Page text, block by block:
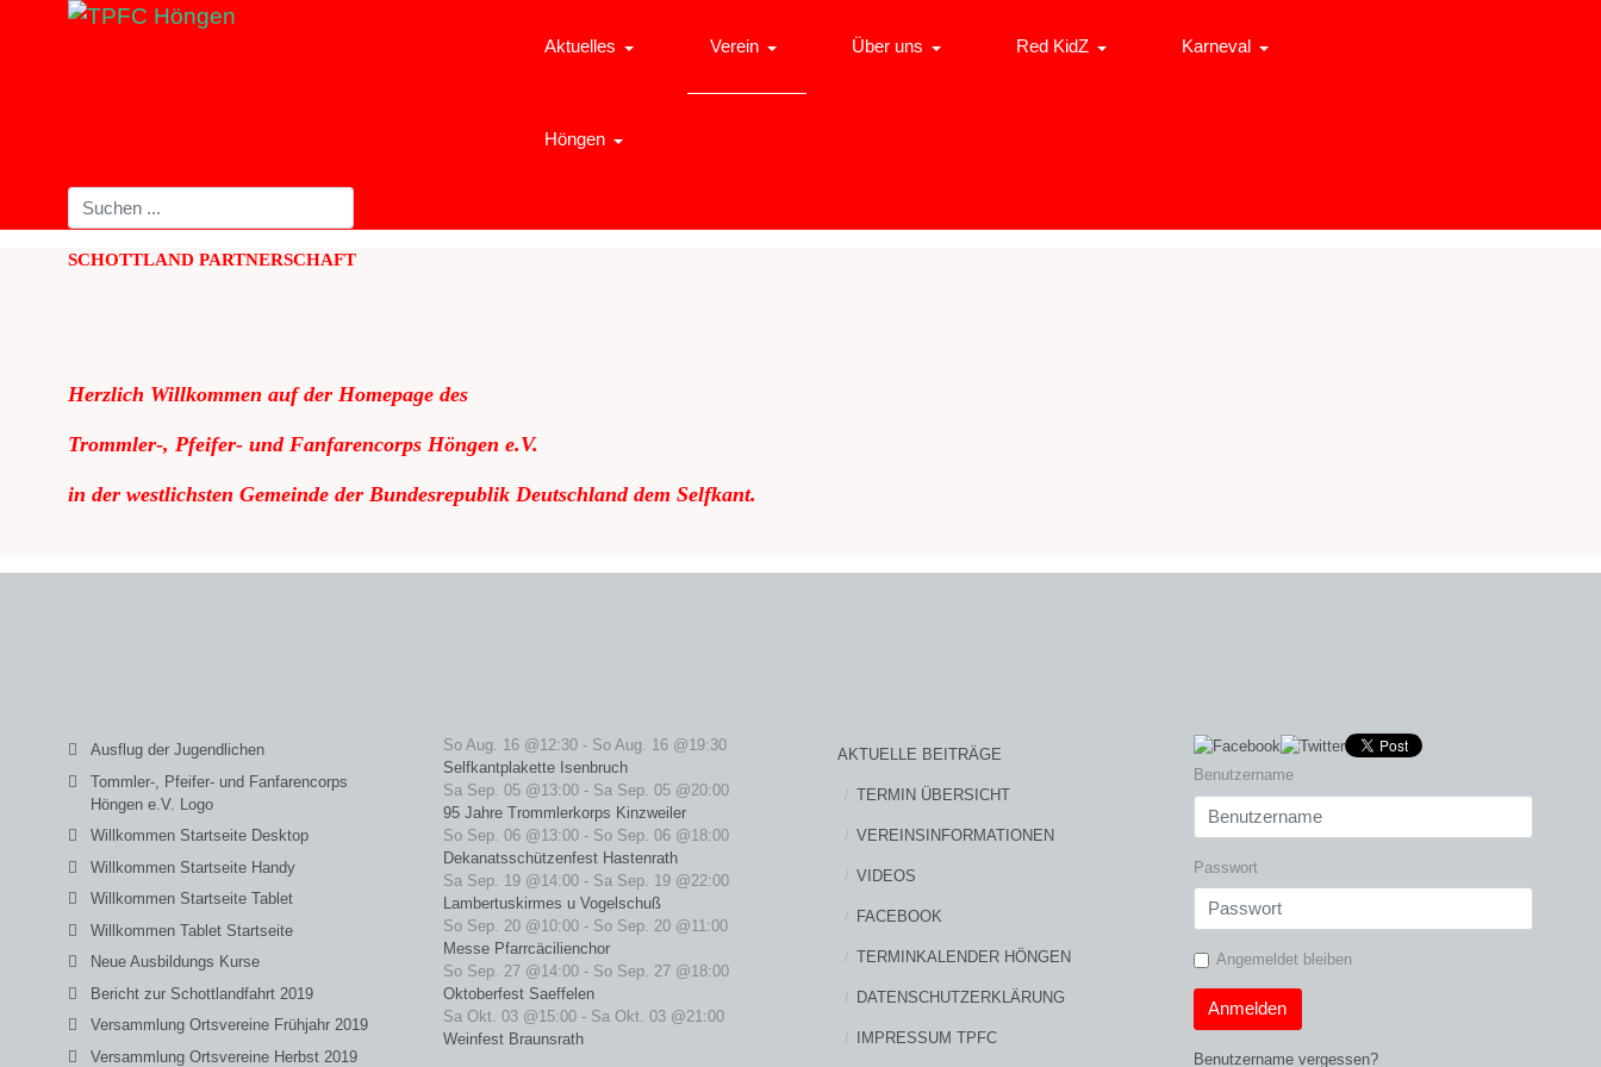
Aktuelles Verein Über uns Red KidZ Karneval
Höngen
SCHOTTLAND PARTNERSCHAFT
Herzlich Willkommen auf der Homepage des
Trommler-, Pfeifer- und Fanfarencorps Höngen e.V.
in der westlichsten Gemeinde der Bundesrepublik Deutschland dem Selfkant.
Ausflug der Jugendlichen
Tommler-, Pfeifer- und Fanfarencorps
Höngen e.V. Logo
Willkommen Startseite Desktop
Willkommen Startseite Handy
Willkommen Startseite Tablet
Willkommen Tablet Startseite
Neue Ausbildungs Kurse
Bericht zur Schottlandfahrt 2019
Versammlung Ortsvereine Frühjahr 2019
Versammlung Ortsvereine Herbst 2019
So Aug. 16 @12:30 - So Aug. 16 @19:30
Selfkantplakette Isenbruch
Sa Sep. 05 @13:00 - Sa Sep. 05 @20:00
95 Jahre Trommlerkorps Kinzweiler
So Sep. 06 @13:00 - So Sep. 06 @18:00
Dekanatsschützenfest Hastenrath
Sa Sep. 19 @14:00 - Sa Sep. 19 @22:00
Lambertuskirmes u Vogelschuß
So Sep. 20 @10:00 - So Sep. 20 @11:00
Messe Pfarrcäcilienchor
So Sep. 27 @14:00 - So Sep. 27 @18:00
Oktoberfest Saeffelen
Sa Okt. 03 @15:00 - Sa Okt. 03 @21:00
Weinfest Braunsrath
AKTUELLE BEITRÄGE
TERMIN ÜBERSICHT
VEREINSINFORMATIONEN
VIDEOS
FACEBOOK
TERMINKALENDER HÖNGEN
DATENSCHUTZERKLÄRUNG
IMPRESSUM TPFC
Benutzername
Passwort
Angemeldet bleiben
Anmelden
Benutzername vergessen?